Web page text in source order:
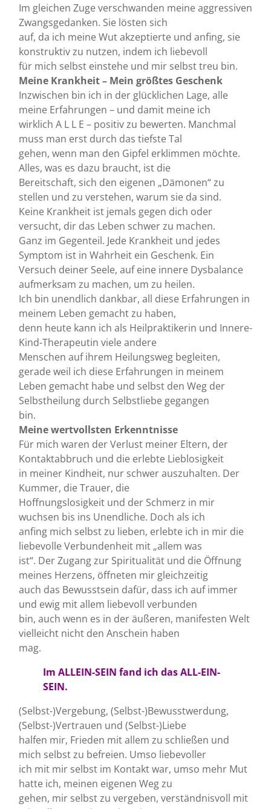
Im gleichen Zuge verschwanden meine aggressiven
Zwangsgedanken. Sie lösten sich
auf, da ich meine Wut akzeptierte und anfing, sie
konstruktiv zu nutzen, indem ich liebevoll
für mich selbst einstehe und mir selbst treu bin.
Meine Krankheit – Mein größtes Geschenk
Inzwischen bin ich in der glücklichen Lage, alle
meine Erfahrungen – und damit meine ich
wirklich A L L E – positiv zu bewerten. Manchmal
muss man erst durch das tiefste Tal
gehen, wenn man den Gipfel erklimmen möchte.
Alles, was es dazu braucht, ist die
Bereitschaft, sich den eigenen „Dämonen“ zu
stellen und zu verstehen, warum sie da sind.
Keine Krankheit ist jemals gegen dich oder
versucht, dir das Leben schwer zu machen.
Ganz im Gegenteil. Jede Krankheit und jedes
Symptom ist in Wahrheit ein Geschenk. Ein
Versuch deiner Seele, auf eine innere Dysbalance
aufmerksam zu machen, um zu heilen.
Ich bin unendlich dankbar, all diese Erfahrungen in
meinem Leben gemacht zu haben,
denn heute kann ich als Heilpraktikerin und Innere-
Kind-Therapeutin viele andere
Menschen auf ihrem Heilungsweg begleiten,
gerade weil ich diese Erfahrungen in meinem
Leben gemacht habe und selbst den Weg der
Selbstheilung durch Selbstliebe gegangen
bin.
Meine wertvollsten Erkenntnisse
Für mich waren der Verlust meiner Eltern, der
Kontaktabbruch und die erlebte Lieblosigkeit
in meiner Kindheit, nur schwer auszuhalten. Der
Kummer, die Trauer, die
Hoffnungslosigkeit und der Schmerz in mir
wuchsen bis ins Unendliche. Doch als ich
anfing mich selbst zu lieben, erlebte ich in mir die
liebevolle Verbundenheit mit „allem was
ist“. Der Zugang zur Spiritualität und die Öffnung
meines Herzens, öffneten mir gleichzeitig
auch das Bewusstsein dafür, dass ich auf immer
und ewig mit allem liebevoll verbunden
bin, auch wenn es in der äußeren, manifesten Welt
vielleicht nicht den Anschein haben
mag.
Im ALLEIN-SEIN fand ich das ALL-EIN-
SEIN.
(Selbst-)Vergebung, (Selbst-)Bewusstwerdung,
(Selbst-)Vertrauen und (Selbst-)Liebe
halfen mir, Frieden mit allem zu schließen und
mich selbst zu befreien. Umso liebevoller
ich mit mir selbst im Kontakt war, umso mehr Mut
hatte ich, meinen eigenen Weg zu
gehen, mir selbst zu vergeben, verständnisvoll mit